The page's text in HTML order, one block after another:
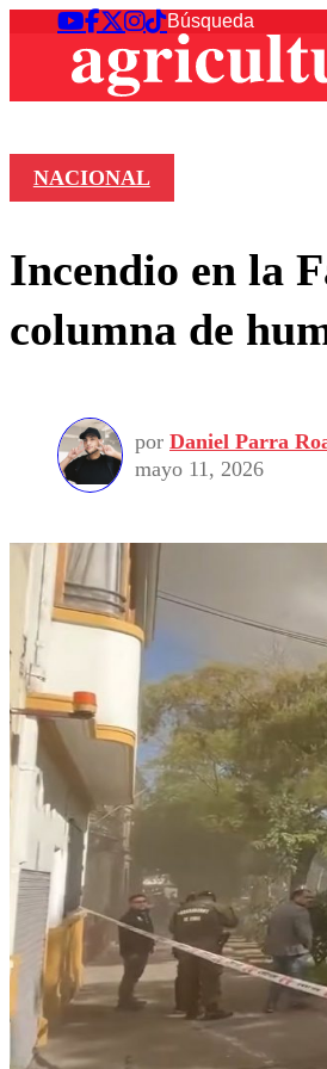
NACIONAL
Incendio en la
columna de
por Daniel Parra
mayo 11, 2026